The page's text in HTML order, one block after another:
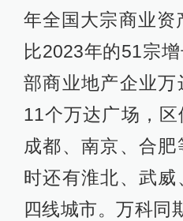
年全国大宗商业资
比2023年的51宗
部商业地产企业万
11个万达广场，区
成都、南京、合肥
时还有淮北、武
四线城市。万科同